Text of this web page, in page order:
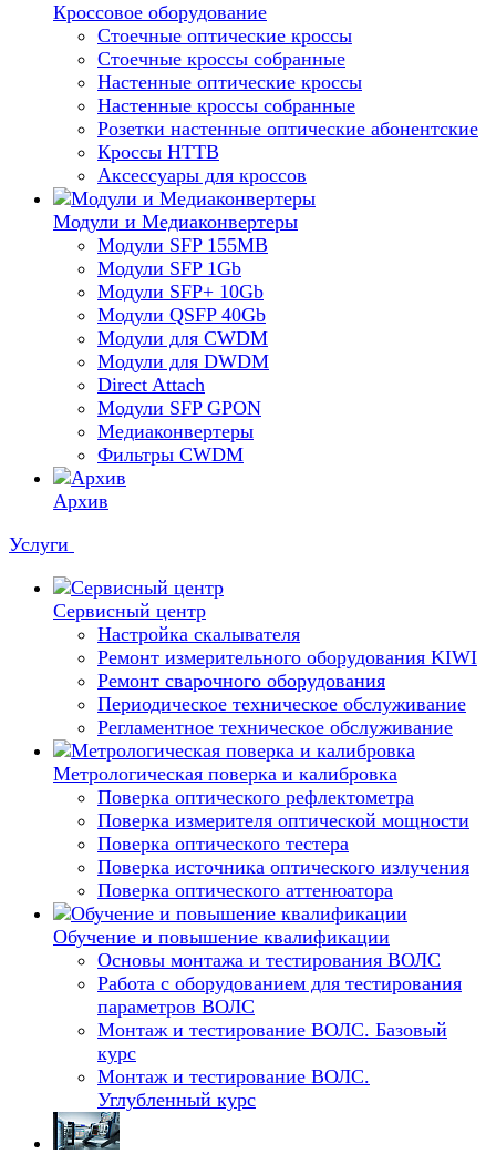
Кроссовое оборудование
Стоечные оптические кроссы
Стоечные кроссы собранные
Настенные оптические кроссы
Настенные кроссы собранные
Розетки настенные оптические абонентские
Кроссы HTTB
Аксессуары для кроссов
Модули и Медиаконвертеры
Модули SFP 155MB
Модули SFP 1Gb
Модули SFP+ 10Gb
Модули QSFP 40Gb
Модули для CWDM
Модули для DWDM
Direct Attach
Модули SFP GPON
Медиаконвертеры
Фильтры CWDM
Архив
Услуги
Сервисный центр
Настройка скалывателя
Ремонт измерительного оборудования KIWI
Ремонт сварочного оборудования
Периодическое техническое обслуживание
Регламентное техническое обслуживание
Метрологическая поверка и калибровка
Поверка оптического рефлектометра
Поверка измерителя оптической мощности
Поверка оптического тестера
Поверка источника оптического излучения
Поверка оптического аттенюатора
Обучение и повышение квалификации
Основы монтажа и тестирования ВОЛС
Работа с оборудованием для тестирования
параметров ВОЛС
Монтаж и тестирование ВОЛС. Базовый
курс
Монтаж и тестирование ВОЛС.
Углубленный курс